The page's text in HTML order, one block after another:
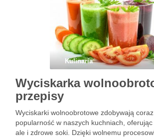
Kulinaria
Wyciskarka
przepisy
Wyciskarki wolnoobrotowe zdobywają
popularność w naszych kuchniach, oferując
ale i zdrowe soki. Dzięki wolnemu